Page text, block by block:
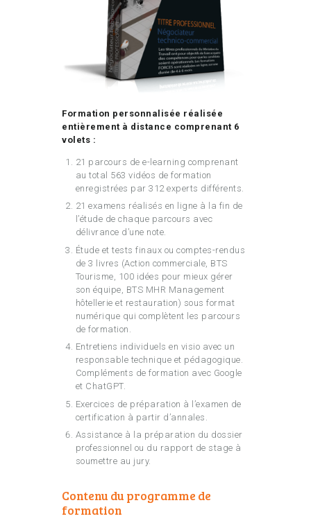
Formation personnalisée réalisée
entièrement à distance comprenant 6
volets :
21 parcours de e-learning comprenant
au total 563 vidéos de formation
enregistrées par 312 experts différents.
21 examens réalisés en ligne à la fin de
l’étude de chaque parcours avec
délivrance d’une note.
Étude et tests finaux ou comptes-rendus
de 3 livres (Action commerciale, BTS
Tourisme, 100 idées pour mieux gérer
son équipe, BTS MHR Management
hôtellerie et restauration) sous format
numérique qui complètent les parcours
de formation.
Entretiens individuels en visio avec un
responsable technique et pédagogique.
Compléments de formation avec Google
et ChatGPT.
Exercices de préparation à l’examen de
certification à partir d’annales.
Assistance à la préparation du dossier
professionnel ou du rapport de stage à
soumettre au jury.
Contenu du programme de
formation